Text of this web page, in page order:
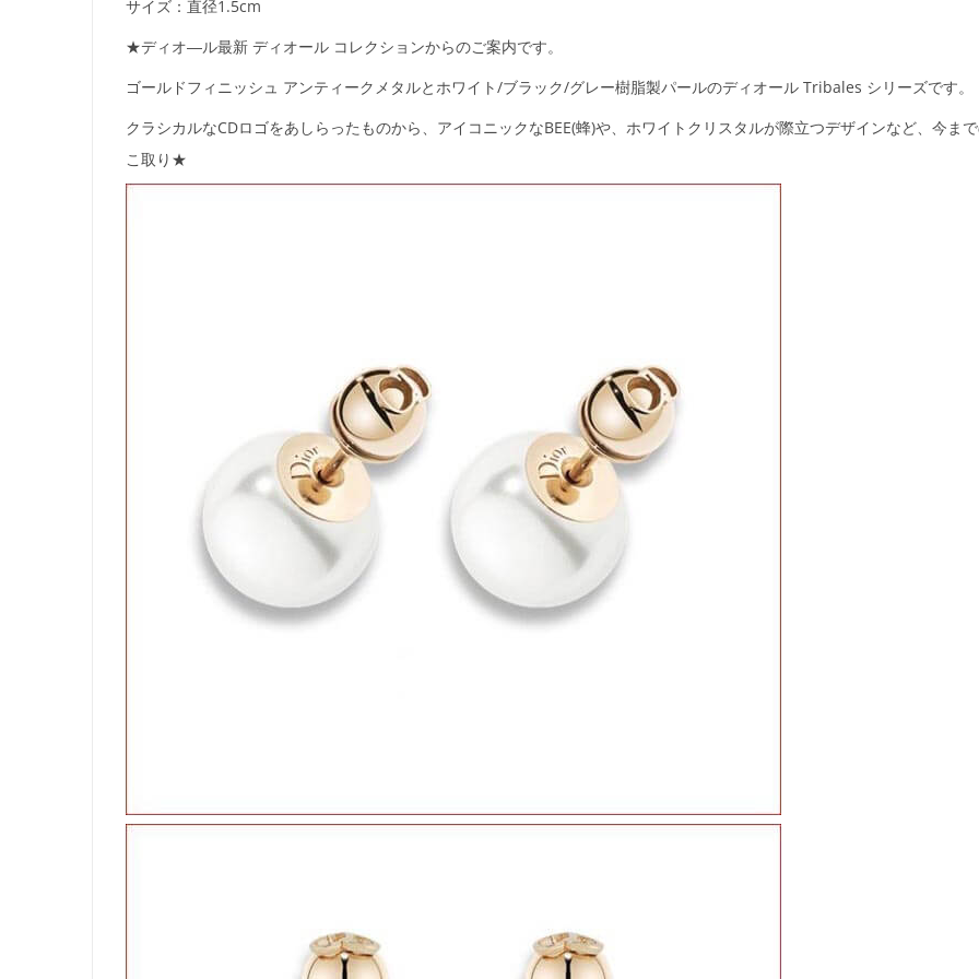
サイズ：直径1.5cm
★ディオ―ル最新 ディオール コレクションからのご案内です。
ゴールドフィニッシュ アンティークメタルとホワイト/ブラック/グレー樹脂製パールのディオール Tribales シリーズです。
クラシカルなCDロゴをあしらったものから、アイコニックなBEE(蜂)や、ホワイトクリスタルが際立つデザインなど、今ま
こ取り★